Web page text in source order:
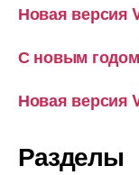
Новая версия
С новым
Новая версия
Разделы